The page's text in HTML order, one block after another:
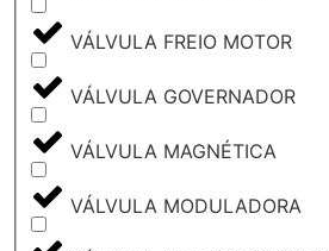
VÁLVULA FREIO MOTOR
VÁLVULA GOVERNADOR
VÁLVULA MAGNÉTICA
VÁLVULA MODULADORA